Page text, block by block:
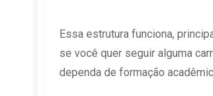
Essa estrutura funciona,
se você quer seguir alguma
dependa de formação